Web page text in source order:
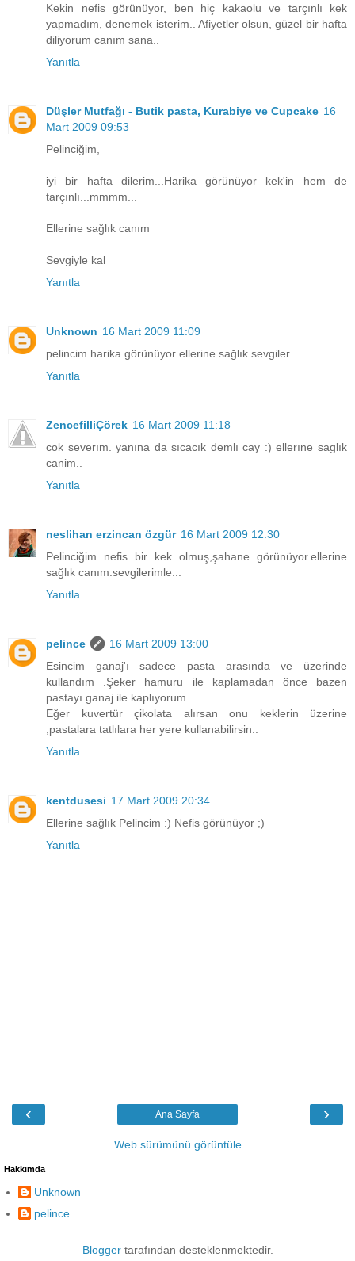
Kekin nefis görünüyor, ben hiç kakaolu ve tarçınlı kek
yapmadım, denemek isterim.. Afiyetler olsun, güzel bir hafta
diliyorum canım sana..
Yanıtla
Düşler Mutfağı - Butik pasta, Kurabiye ve Cupcake 16
Mart 2009 09:53
Pelinciğim,
iyi bir hafta dilerim...Harika görünüyor kek'in hem de
tarçınlı...mmmm...
Ellerine sağlık canım
Sevgiyle kal
Yanıtla
Unknown 16 Mart 2009 11:09
pelincim harika görünüyor ellerine sağlık sevgiler
Yanıtla
ZencefilliÇörek 16 Mart 2009 11:18
cok severım. yanına da sıcacık demlı cay :) ellerıne saglık
canim..
Yanıtla
neslihan erzincan özgür 16 Mart 2009 12:30
Pelinciğim nefis bir kek olmuş,şahane görünüyor.ellerine
sağlık canım.sevgilerimle...
Yanıtla
pelince
16 Mart 2009 13:00
Esincim ganaj'ı sadece pasta arasında ve üzerinde
kullandım .Şeker hamuru ile kaplamadan önce bazen
pastayı ganaj ile kaplıyorum.
Eğer kuvertür çikolata alırsan onu keklerin üzerine
,pastalara tatlılara her yere kullanabilirsin..
Yanıtla
kentdusesi 17 Mart 2009 20:34
Ellerine sağlık Pelincim :) Nefis görünüyor ;)
Yanıtla
‹ ›
Ana Sayfa
Web sürümünü görüntüle
Hakkımda
Unknown
pelince
Bloggertarafından desteklenmektedir.